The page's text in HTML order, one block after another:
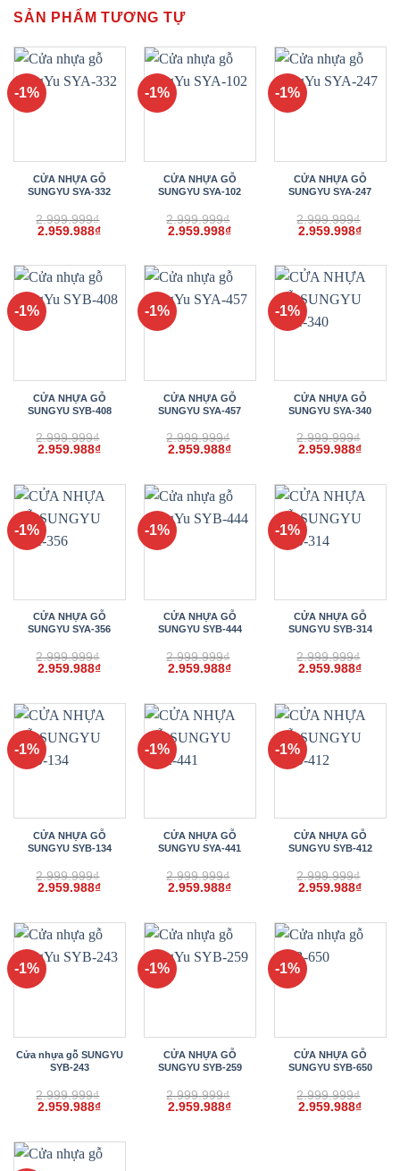
SẢN PHẨM TƯƠNG TỰ
-1%
CỬA NHỰA GỖ
SUNGYU SYA-332
2.999.999₫
Giá
2.999.999₫.
2.959.988₫Giá
là:
2.959.988₫.
-1%
CỬA NHỰA GỖ
SUNGYU SYA-102
2.999.999₫
Giá
2.999.999₫.
2.959.998₫Giá
là:
2.959.998₫.
-1%
CỬA NHỰA GỖ
SUNGYU SYA-247
2.999.999₫
Giá
2.999.999₫.
2.959.998₫Giá
là:
-1%
CỬA NHỰA GỖ
SUNGYU SYB-408
2.999.999₫
Giá
2.999.999₫.
2.959.988₫Giá
là:
2.959.988₫.
-1%
CỬA NHỰA GỖ
SUNGYU SYA-457
2.999.999₫
Giá
2.999.999₫.
2.959.988₫Giá
là:
2.959.988₫.
-1%
CỬA NHỰA GỖ
SUNGYU SYA-340
2.999.999₫
Giá
2.999.999₫.
2.959.988₫Giá
là:
-1%
CỬA NHỰA GỖ
SUNGYU SYA-356
2.999.999₫
Giá
2.999.999₫.
2.959.988₫Giá
là:
2.959.988₫.
-1%
CỬA NHỰA GỖ
SUNGYU SYB-444
2.999.999₫
Giá
2.999.999₫.
2.959.988₫Giá
là:
2.959.988₫.
-1%
CỬA NHỰA GỖ
SUNGYU SYB-314
2.999.999₫
Giá
2.999.999₫.
2.959.988₫Giá
là:
-1%
CỬA NHỰA GỖ
SUNGYU SYB-134
2.999.999₫
Giá
2.999.999₫.
2.959.988₫Giá
là:
2.959.988₫.
-1%
CỬA NHỰA GỖ
SUNGYU SYA-441
2.999.999₫
Giá
2.999.999₫.
2.959.988₫Giá
là:
2.959.988₫.
-1%
CỬA NHỰA GỖ
SUNGYU SYB-412
2.999.999₫
Giá
2.999.999₫.
2.959.988₫Giá
là:
-1%
Cửa nhựa gỗ SUNGYU
SYB-243
2.999.999₫
Giá
2.999.999₫.
2.959.988₫Giá
là:
2.959.988₫.
-1%
CỬA NHỰA GỖ
SUNGYU SYB-259
2.999.999₫
Giá
2.959.988₫Giá
-1%
CỬA NHỰA GỖ
SUNGYU SYB-650
2.999.999₫
Giá
2.959.988₫Giá